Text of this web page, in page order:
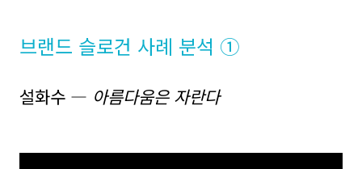
브랜드 슬로건 사례 분석 ①
설화수 ― 아름다움은 자란다